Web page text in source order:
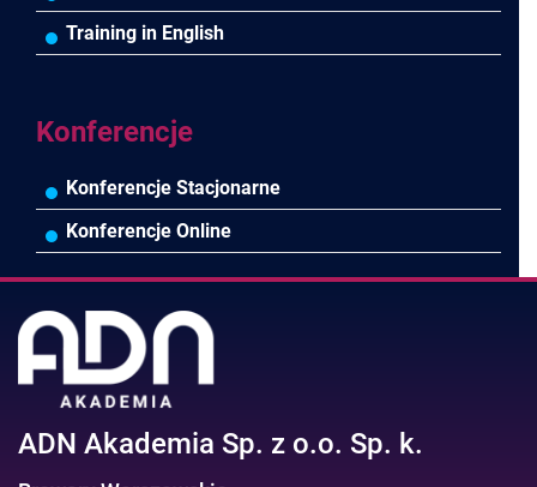
Pozostałe branże
Asystentka/Sekretarka
Efektywność osobista//Wellbeing
MS Project/Word/PowerPoint
Training in English
Konferencje
Konferencje Stacjonarne
Konferencje Online
ADN Akademia Sp. z o.o. Sp. k.